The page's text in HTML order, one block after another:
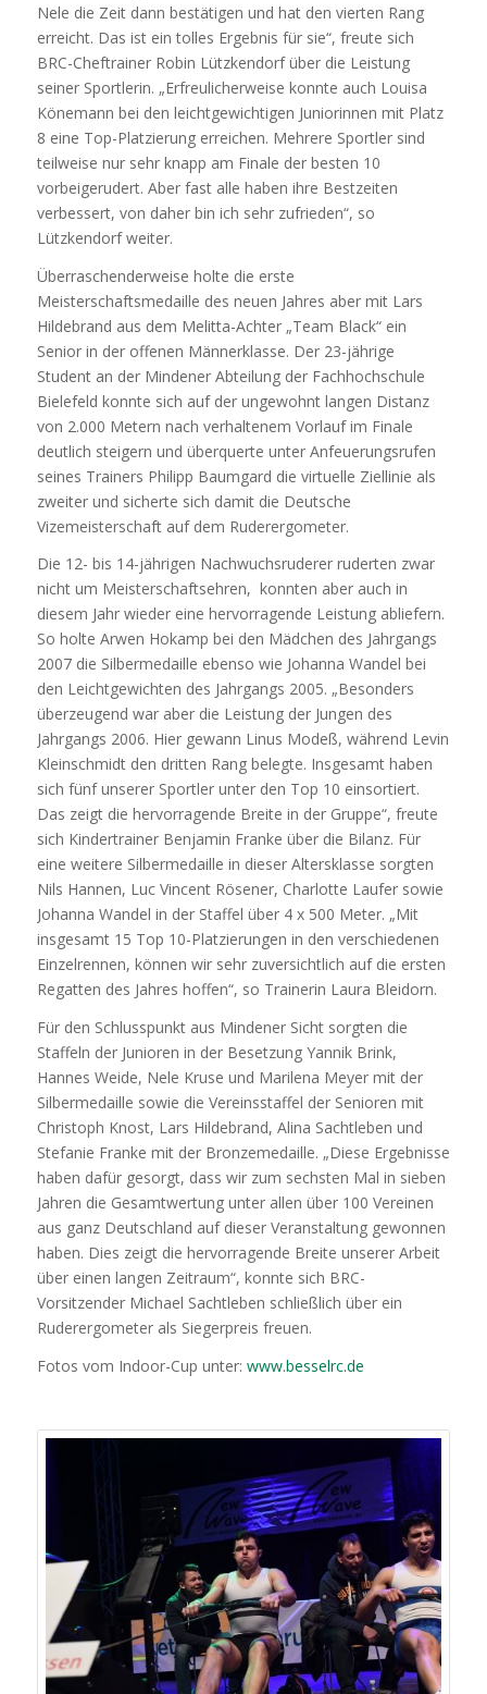
Nele die Zeit dann bestätigen und hat den vierten Rang
erreicht. Das ist ein tolles Ergebnis für sie“, freute sich
BRC-Cheftrainer Robin Lützkendorf über die Leistung
seiner Sportlerin. „Erfreulicherweise konnte auch Louisa
Könemann bei den leichtgewichtigen Juniorinnen mit Platz
8 eine Top-Platzierung erreichen. Mehrere Sportler sind
teilweise nur sehr knapp am Finale der besten 10
vorbeigerudert. Aber fast alle haben ihre Bestzeiten
verbessert, von daher bin ich sehr zufrieden“, so
Lützkendorf weiter.
Überraschenderweise holte die erste
Meisterschaftsmedaille des neuen Jahres aber mit Lars
Hildebrand aus dem Melitta-Achter „Team Black“ ein
Senior in der offenen Männerklasse. Der 23-jährige
Student an der Mindener Abteilung der Fachhochschule
Bielefeld konnte sich auf der ungewohnt langen Distanz
von 2.000 Metern nach verhaltenem Vorlauf im Finale
deutlich steigern und überquerte unter Anfeuerungsrufen
seines Trainers Philipp Baumgard die virtuelle Ziellinie als
zweiter und sicherte sich damit die Deutsche
Vizemeisterschaft auf dem Ruderergometer.
Die 12- bis 14-jährigen Nachwuchsruderer ruderten zwar
nicht um Meisterschaftsehren, konnten aber auch in
diesem Jahr wieder eine hervorragende Leistung abliefern.
So holte Arwen Hokamp bei den Mädchen des Jahrgangs
2007 die Silbermedaille ebenso wie Johanna Wandel bei
den Leichtgewichten des Jahrgangs 2005. „Besonders
überzeugend war aber die Leistung der Jungen des
Jahrgangs 2006. Hier gewann Linus Modeß, während Levin
Kleinschmidt den dritten Rang belegte. Insgesamt haben
sich fünf unserer Sportler unter den Top 10 einsortiert.
Das zeigt die hervorragende Breite in der Gruppe“, freute
sich Kindertrainer Benjamin Franke über die Bilanz. Für
eine weitere Silbermedaille in dieser Altersklasse sorgten
Nils Hannen, Luc Vincent Rösener, Charlotte Laufer sowie
Johanna Wandel in der Staffel über 4 x 500 Meter. „Mit
insgesamt 15 Top 10-Platzierungen in den verschiedenen
Einzelrennen, können wir sehr zuversichtlich auf die ersten
Regatten des Jahres hoffen“, so Trainerin Laura Bleidorn.
Für den Schlusspunkt aus Mindener Sicht sorgten die
Staffeln der Junioren in der Besetzung Yannik Brink,
Hannes Weide, Nele Kruse und Marilena Meyer mit der
Silbermedaille sowie die Vereinsstaffel der Senioren mit
Christoph Knost, Lars Hildebrand, Alina Sachtleben und
Stefanie Franke mit der Bronzemedaille. „Diese Ergebnisse
haben dafür gesorgt, dass wir zum sechsten Mal in sieben
Jahren die Gesamtwertung unter allen über 100 Vereinen
aus ganz Deutschland auf dieser Veranstaltung gewonnen
haben. Dies zeigt die hervorragende Breite unserer Arbeit
über einen langen Zeitraum“, konnte sich BRC-
Vorsitzender Michael Sachtleben schließlich über ein
Ruderergometer als Siegerpreis freuen.
Fotos vom Indoor-Cup unter: www.besselrc.de